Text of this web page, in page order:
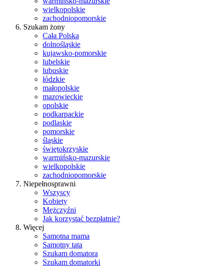
wielkopolskie
zachodniopomorskie
Szukam żony
Cała Polska
dolnośląskie
kujawsko-pomorskie
lubelskie
lubuskie
łódzkie
małopolskie
mazowieckie
opolskie
podkarpackie
podlaskie
pomorskie
śląskie
świętokrzyskie
warmińsko-mazurskie
wielkopolskie
zachodniopomorskie
Niepełnosprawni
Wszyscy
Kobiety
Mężczyźni
Jak korzystać bezpłatnie?
Więcej
Samotna mama
Samotny tata
Szukam domatora
Szukam domatorki